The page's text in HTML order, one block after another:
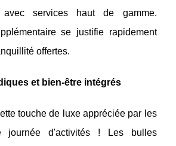
avec services haut de gamme.
se justifie rapidement
offertes.
et bien-être intégrés
touche de luxe appréciée par les
journée d'activités ! Les bulles